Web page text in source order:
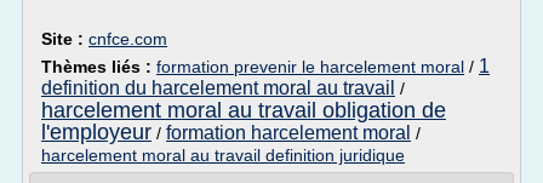
Site : cnfce.com
Thèmes liés : formation prevenir le harcelement moral / 1
definition du harcelement moral au travail /
harcelement moral au travail obligation de
l'employeur / formation harcelement moral /
harcelement moral au travail definition juridique